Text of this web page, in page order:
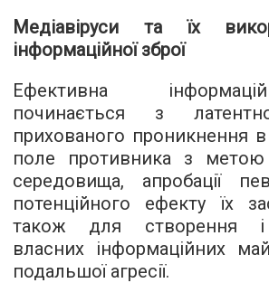
Медіавіруси та їх
інформаційної зброї
Ефективна
починається з
прихованого проникнення
поле противника з метою
середовища, апробації
потенційного ефекту їх
також для створення і
власних інформаційних
подальшої агресії.